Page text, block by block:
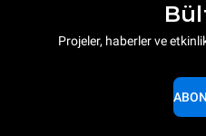
Projeler, haberler ve